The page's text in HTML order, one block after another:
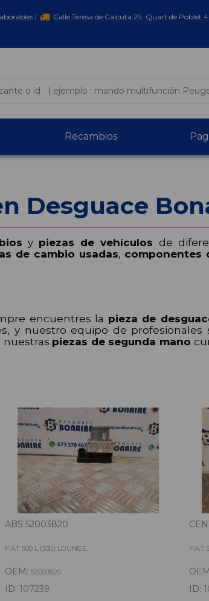
|
Calle Teresa de Calcuta 29, Quart de Poblet
Recambios
Desguace
y piezas de vehículos de
de cambio usadas, componentes
encuentres la pieza de
y nuestro equipo de profesionales
nuestras piezas de segunda mano
ABS 52003820
FIAT 500 L (330) LOUNGE
OEM: 52003820
ID: 107239
FIAT
ID: